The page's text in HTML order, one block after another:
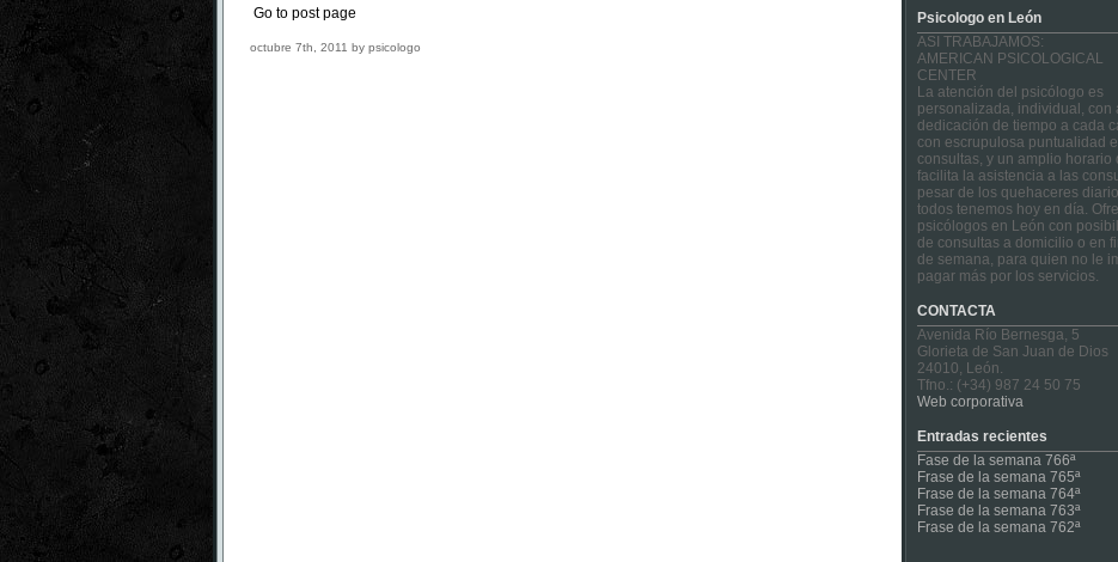
Go to post page
octubre 7th, 2011 by psicologo
Psicologo en León
ASI TRABAJAMOS:
AMERICAN PSICOLOGICAL
CENTER
La atención del psicólogo es
personalizada, individual, con
dedicación de tiempo a cada
con escrupulosa puntualidad
consultas, y un amplio horario
facilita la asistencia a las
pesar de los quehaceres
todos tenemos hoy en día.
psicólogos en León con
de consultas a domicilio o en
de semana, para quien no le
pagar más por los servicios.
CONTACTA
Avenida Río Bernesga, 5
Glorieta de San Juan de Dios
24010, León.
Tfno.: (+34) 987 24 50 75
Web corporativa
Entradas recientes
Fase de la semana 766ª
Frase de la semana 765ª
Frase de la semana 764ª
Frase de la semana 763ª
Frase de la semana 762ª